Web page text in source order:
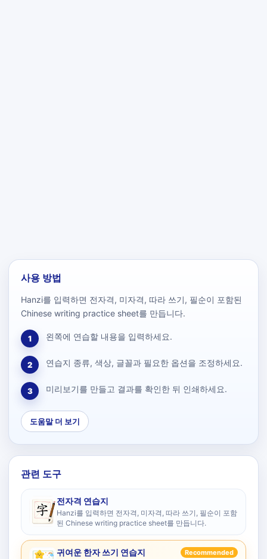
사용 방법
Hanzi를 입력하면 전자격, 미자격, 따라 쓰기, 필순이 포함된
Chinese writing practice sheet를 만듭니다.
1 왼쪽에 연습할 내용을 입력하세요.
2 연습지 종류, 색상, 글꼴과 필요한 옵션을 조정하세요.
3 미리보기를 만들고 결과를 확인한 뒤 인쇄하세요.
도움말 더 보기
관련 도구
전자격 연습지
Hanzi를 입력하면 전자격, 미자격, 따라 쓰기, 필순이 포함
된 Chinese writing practice sheet를 만듭니다.
귀여운 한자 쓰기 연습지 Recommended